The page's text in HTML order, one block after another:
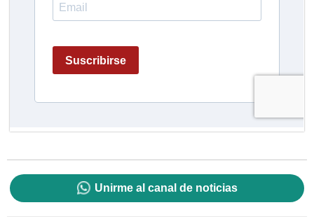
Unirme al canal de noticias